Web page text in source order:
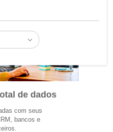
de dados
com seus
bancos e